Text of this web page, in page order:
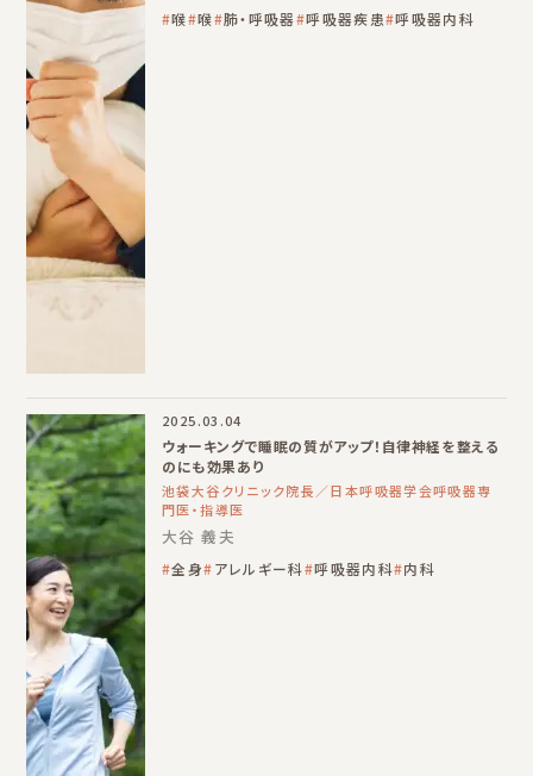
喉 喉 肺・呼吸器 呼吸器疾患 呼吸器内科
2025.03.04
ウォーキングで睡眠の質がアップ！自律神経を整える
のにも効果あり
池袋大谷クリニック院長／日本呼吸器学会呼吸器専
門医・指導医
大谷 義夫
全身 アレルギー科 呼吸器内科 内科